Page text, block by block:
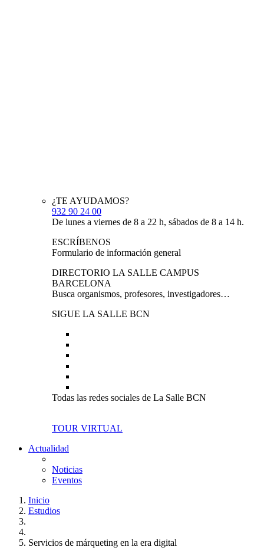
¿TE AYUDAMOS?
932 90 24 00
De lunes a viernes de 8 a 22 h, sábados de 8 a 14 h.
ESCRÍBENOS
Formulario de información general
DIRECTORIO LA SALLE CAMPUS
BARCELONA
Busca organismos, profesores, investigadores…
SIGUE LA SALLE BCN
Todas las redes sociales de La Salle BCN
TOUR VIRTUAL
Actualidad
Noticias
Eventos
Inicio
Estudios
Servicios de márqueting en la era digital